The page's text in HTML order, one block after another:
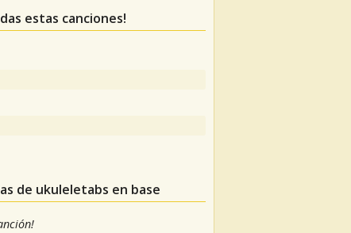
estas canciones!
de ukuleletabs en base